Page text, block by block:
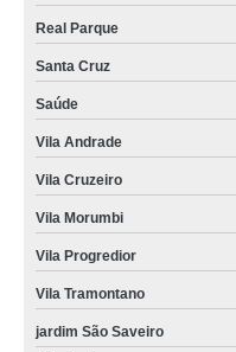
onde comprar cartão de pvc
cartão de visita pvc preço Embu
onde comprar cartão pvc
cartão de acesso pvc preço
cartão fidelidade pvc Campo Belo
onde comprar cartão pvc
cartão pvc valor Cajamar
Real Parque
Santa Cruz
Saúde
Vila Andrade
Vila Cruzeiro
Vila Morumbi
Vila Progredior
Vila Tramontano
jardim São Saveiro